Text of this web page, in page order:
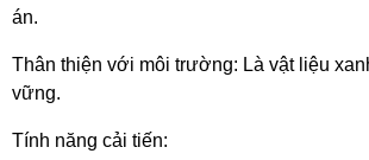
án.
Thân thiện với môi trường: Là vật liệu
vững.
Tính năng cải tiến: